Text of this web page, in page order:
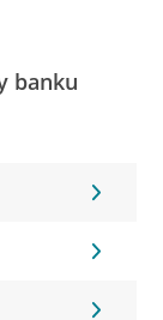
banku